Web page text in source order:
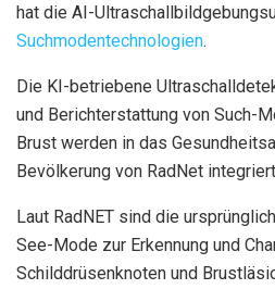
hat die AI-
Suchmodentechnologien.
Die KI-betriebene
und Berichterstattung von Such-
Brust werden in das
Bevölkerung von RadNet
Laut RadNET sind die
See-Mode zur Erkennung und
Schilddrüsenknoten und